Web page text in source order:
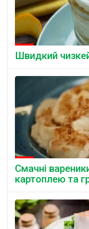
Швидкий
Смачні
картоплею та